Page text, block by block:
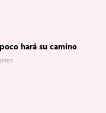
hará su camino